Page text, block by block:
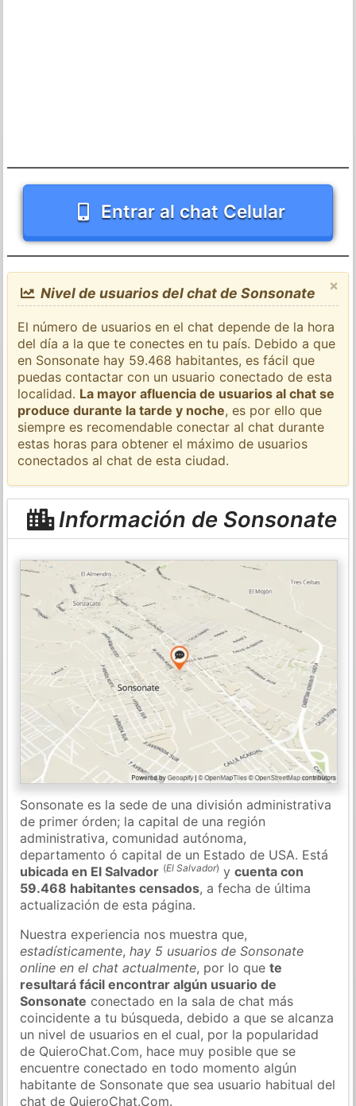
Entrar al chat Celular
×
Nivel de usuarios del chat de Sonsonate
El número de usuarios en el chat depende de la hora
del día a la que te conectes en tu país. Debido a que
en Sonsonate hay 59.468 habitantes, es fácil que
puedas contactar con un usuario conectado de esta
localidad. La mayor afluencia de usuarios al chat se
produce durante la tarde y noche, es por ello que
siempre es recomendable conectar al chat durante
estas horas para obtener el máximo de usuarios
conectados al chat de esta ciudad.
Información de Sonsonate
Sonsonate es la sede de una división administrativa
de primer órden; la capital de una región
administrativa, comunidad autónoma,
departamento ó capital de un Estado de USA. Está
ubicada en El Salvador (El Salvador) ycuenta con
59.468 habitantes censados, a fecha de última
actualización de esta página.
Nuestra experiencia nos muestra que,
estadísticamente,hay 5 usuarios de Sonsonate
online en el chat actualmente, por lo quete
resultará fácil encontrar algún usuario de
Sonsonate conectado en la sala de chat más
coincidente a tu búsqueda, debido a que se alcanza
un nivel de usuarios en el cual, por la popularidad
de QuieroChat.Com, hace muy posible que se
encuentre conectado en todo momento algún
habitante de Sonsonate que sea usuario habitual del
chat de QuieroChat.Com.